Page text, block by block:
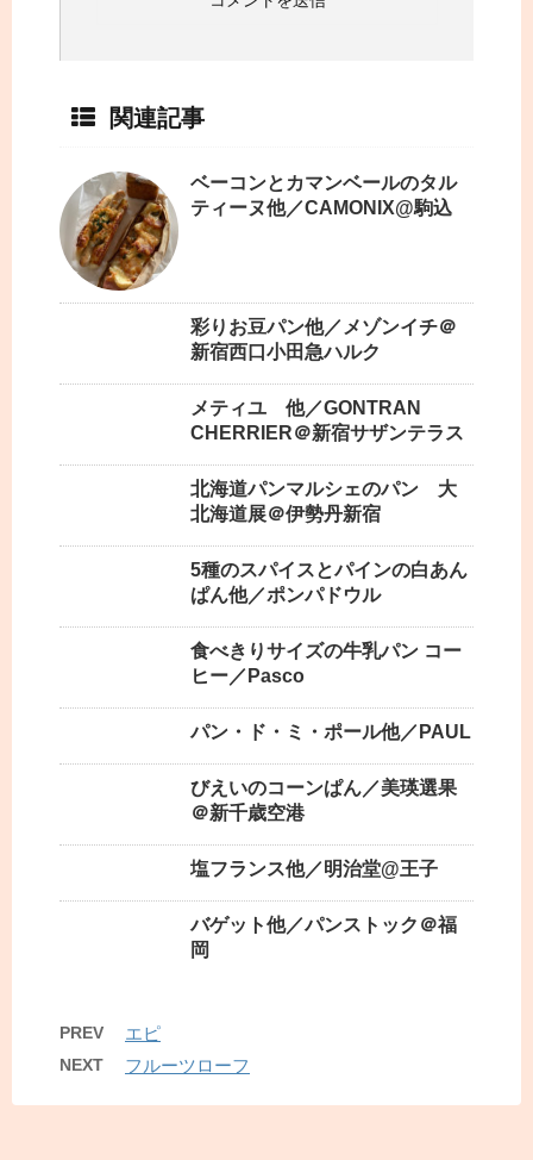
関連記事
ベーコンとカマンベールのタル
ティーヌ他／CAMONIX@駒込
彩りお豆パン他／メゾンイチ＠
新宿西口小田急ハルク
メティユ 他／GONTRAN
CHERRIER＠新宿サザンテラス
北海道パンマルシェのパン 大
北海道展＠伊勢丹新宿
5種のスパイスとパインの白あん
ぱん他／ポンパドウル
食べきりサイズの牛乳パン コー
ヒー／Pasco
パン・ド・ミ・ポール他／PAUL
びえいのコーンぱん／美瑛選果
＠新千歳空港
塩フランス他／明治堂@王子
バゲット他／パンストック＠福
岡
PREV エピ
NEXT フルーツローフ